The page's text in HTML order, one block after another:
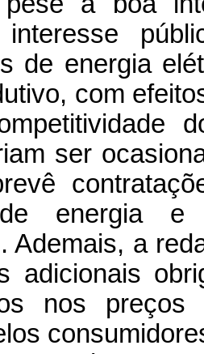
de energia
com
ser
de energia e
Ademais, a
adicionais
nos